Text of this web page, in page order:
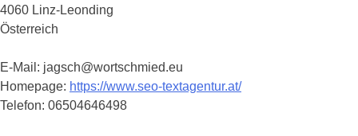
4060 Linz-Leonding
Österreich
E-Mail: jagsch@wortschmied.eu
Homepage: https://www.seo-textagentur.at/
Telefon: 06504646498